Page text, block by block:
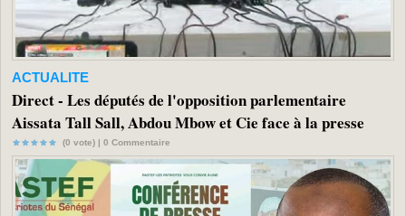
ACTUALITE
Direct - Les députés de l'opposition parlementaire
Aissata Tall Sall, Abdou Mbow et Cie face à la presse
(0 vote) | 0 Commentaire